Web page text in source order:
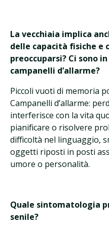
La vecchiaia implica
delle capacità fisiche e
preoccuparsi? Ci sono
campanelli d’allarme?
Piccoli vuoti di memoria
Campanelli d’allarme:
interferisce con la vita
pianificare o risolvere
difficoltà nel linguaggio,
oggetti riposti in posti
umore o personalità.
Quale sintomatologia
senile?